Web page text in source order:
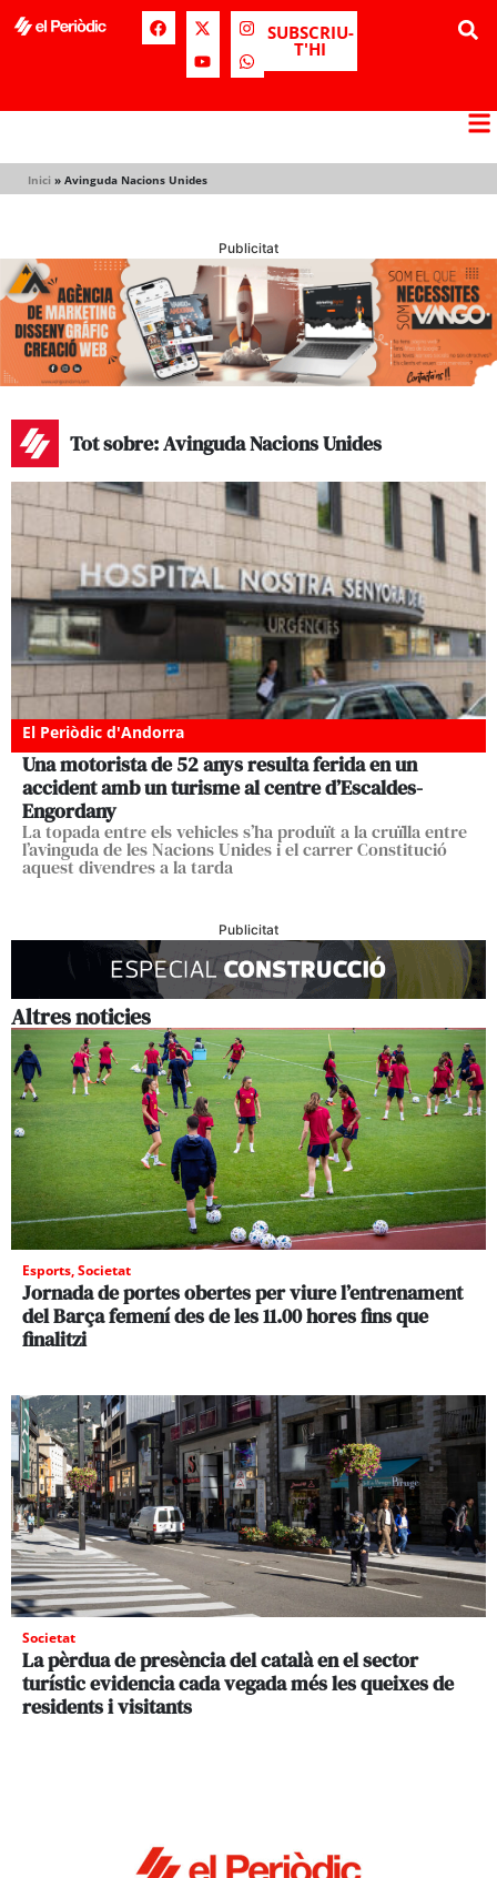
SUBSCRIU-
T'HI
Inici » Avinguda Nacions Unides
Publicitat
Tot sobre: Avinguda Nacions Unides
El Periòdic d'Andorra
Una motorista de 52 anys resulta ferida en un
accident amb un turisme al centre d’Escaldes-
Engordany
La topada entre els vehicles s’ha produït a la cruïlla entre
l’avinguda de les Nacions Unides i el carrer Constitució
aquest divendres a la tarda
Publicitat
Altres noticies
Esports,Societat
Jornada de portes obertes per viure l’entrenament
del Barça femení des de les 11.00 hores fins que
finalitzi
Societat
La pèrdua de presència del català en el sector
turístic evidencia cada vegada més les queixes de
residents i visitants